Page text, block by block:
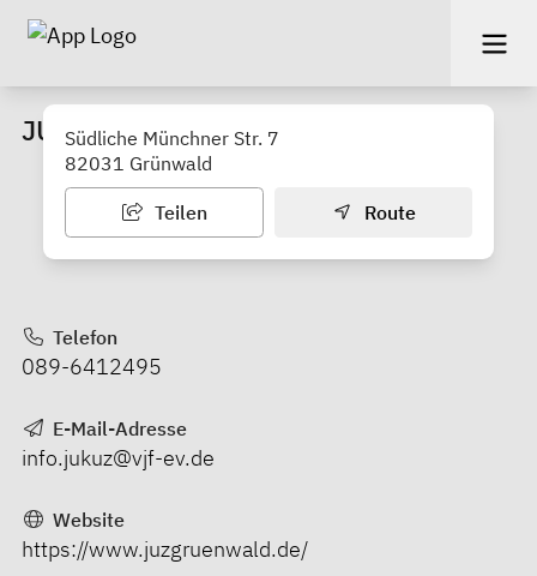
JUZ Grünwald
Südliche Münchner Str. 7
82031 Grünwald
Teilen Route
Telefon
089-6412495
E-Mail-Adresse
info.jukuz@vjf-ev.de
Website
https://www.juzgruenwald.de/